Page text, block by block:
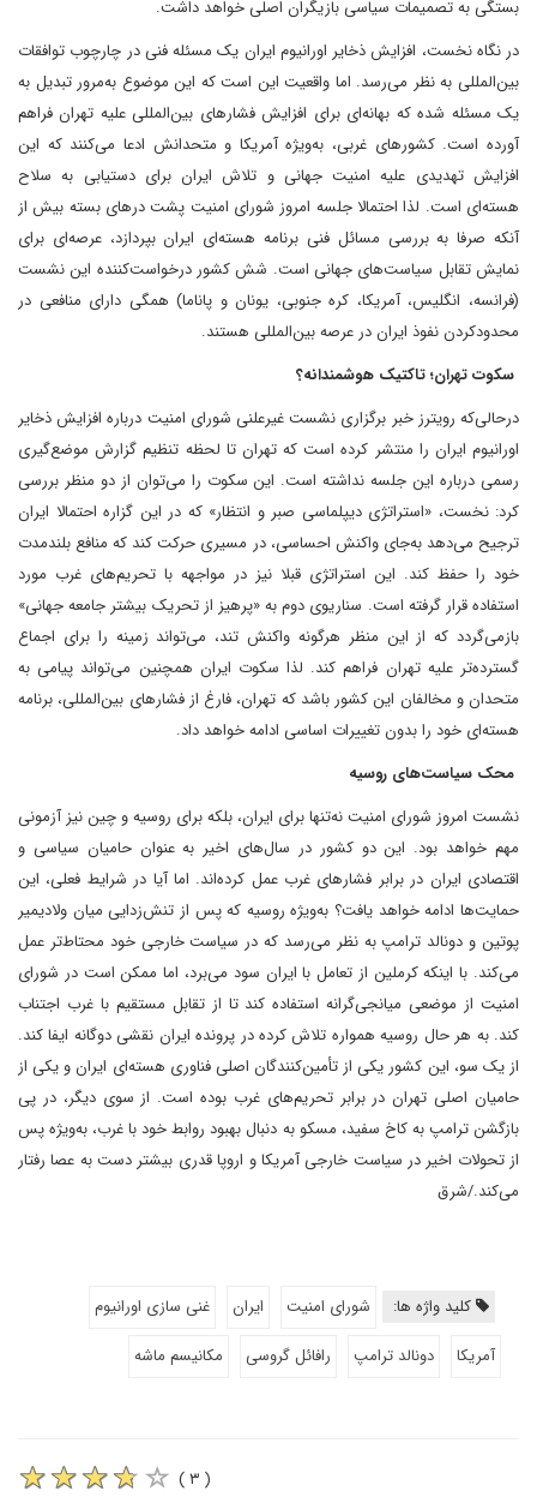
بستگی به تصمیمات سیاسی بازیگران اصلی خواهد داشت.
در نگاه نخست، افزایش ذخایر اورانیوم ایران یک مسئله فنی در چارچوب توافقات
بین‌المللی به نظر می‌رسد. اما واقعیت این است که این موضوع به‌مرور تبدیل به
یک مسئله شده که بهانه‌ای برای افزایش فشارهای بین‌المللی علیه تهران فراهم
آورده است. کشورهای غربی، به‌ویژه آمریکا و متحدانش ادعا می‌کنند که این
افزایش تهدیدی علیه امنیت جهانی و تلاش ایران برای دستیابی به سلاح
هسته‌ای است. لذا احتمالا جلسه امروز شورای امنیت پشت درهای بسته بیش از
آنکه صرفا به بررسی مسائل فنی برنامه هسته‌ای ایران بپردازد، عرصه‌ای برای
نمایش تقابل سیاست‌های جهانی است. شش کشور درخواست‌کننده این نشست
(فرانسه، انگلیس، آمریکا، کره جنوبی، یونان و پاناما) همگی دارای منافعی در
محدود‌کردن نفوذ ایران در عرصه بین‌المللی هستند.
سکوت تهران؛ تاکتیک هوشمندانه؟
درحالی‌که رویترز خبر برگزاری نشست غیرعلنی شورای امنیت درباره افزایش ذخایر
اورانیوم ایران را منتشر کرده است که تهران تا لحظه تنظیم گزارش موضع‌گیری
رسمی درباره این جلسه نداشته است. این سکوت را می‌توان از دو منظر بررسی
کرد: نخست، «استراتژی دیپلماسی صبر و انتظار» که در این گزاره احتمالا ایران
ترجیح می‌دهد به‌جای واکنش احساسی، در مسیری حرکت کند که منافع بلندمدت
خود را حفظ کند. این استراتژی قبلا نیز در مواجهه با تحریم‌های غرب مورد
استفاده قرار گرفته است. سناریوی دوم به «پرهیز از تحریک بیشتر جامعه جهانی»
باز‌می‌گردد که از این منظر هرگونه واکنش تند، می‌تواند زمینه را برای اجماع
گسترده‌تر علیه تهران فراهم کند. لذا سکوت ایران همچنین می‌تواند پیامی به
متحدان و مخالفان این کشور باشد که تهران، فارغ از فشارهای بین‌المللی، برنامه
هسته‌ای خود را بدون تغییرات اساسی ادامه خواهد داد.
محک سیاست‌های روسیه
نشست امروز شورای امنیت نه‌تنها برای ایران، بلکه برای روسیه و چین نیز آزمونی
مهم خواهد بود. این دو کشور در سال‌های اخیر به‌ عنوان حامیان سیاسی و
اقتصادی ایران در برابر فشارهای غرب عمل کرده‌اند. اما آیا در شرایط فعلی، این
حمایت‌ها ادامه خواهد یافت؟ به‌ویژه روسیه که پس از تنش‌زدایی میان ولادیمیر
پوتین و دونالد ترامپ به نظر می‌رسد که در سیاست خارجی خود محتاط‌تر عمل
می‌کند. با اینکه کرملین از تعامل با ایران سود می‌برد، اما ممکن است در شورای
امنیت از موضعی میانجی‌گرانه استفاده کند تا از تقابل مستقیم با غرب اجتناب
کند. به هر حال روسیه همواره تلاش کرده‌ در پرونده ایران‌ نقشی دوگانه ایفا کند.
از یک سو، این کشور یکی از تأمین‌کنندگان اصلی فناوری هسته‌ای ایران و یکی از
حامیان اصلی تهران در برابر تحریم‌های غرب بوده است. از سوی دیگر، در پی
بازگشن ترامپ به کاخ سفید، مسکو به دنبال بهبود روابط خود با غرب، به‌ویژه پس
از تحولات اخیر در سیاست خارجی آمریکا و اروپا قدری بیشتر دست به عصا‌ رفتار
می‌کند./شرق
کلید واژه ها: شورای امنیت ایران
غنی سازی اورانیوم
آمریکا
دونالد ترامپ رافائل گروسی مکانیسم ماشه
( ۳ )